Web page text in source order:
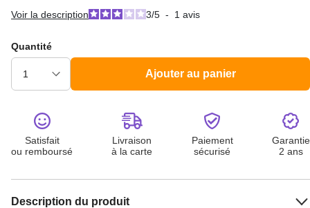
Voir la description 3/5 - 1 avis
Quantité
Ajouter au panier
Satisfait
ou remboursé
Livraison
à la carte
Paiement
sécurisé
Garantie
2 ans
Description du produit